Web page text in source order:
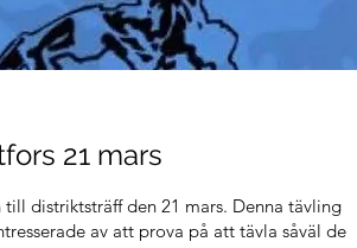
21 mars
distriktsträff den 21 mars. Denna tävling
av att prova på att tävla såväl de